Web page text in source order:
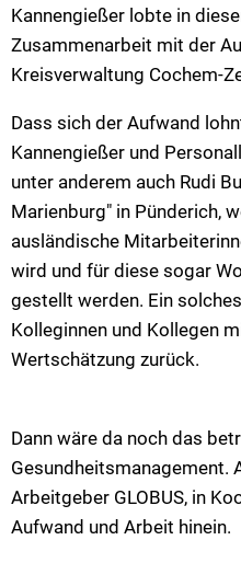
Kannengießer lobte in
Zusammenarbeit mit der
Kreisverwaltung Cochem-
Dass sich der Aufwand
Kannengießer und
unter anderem auch Rudi
Marienburg" in Pünderich,
ausländische
wird und für diese sogar
gestellt werden. Ein
Kolleginnen und Kollegen
Wertschätzung zurück.
Dann wäre da noch das
Gesundheitsmanagement.
Arbeitgeber GLOBUS, in
Aufwand und Arbeit hinein.